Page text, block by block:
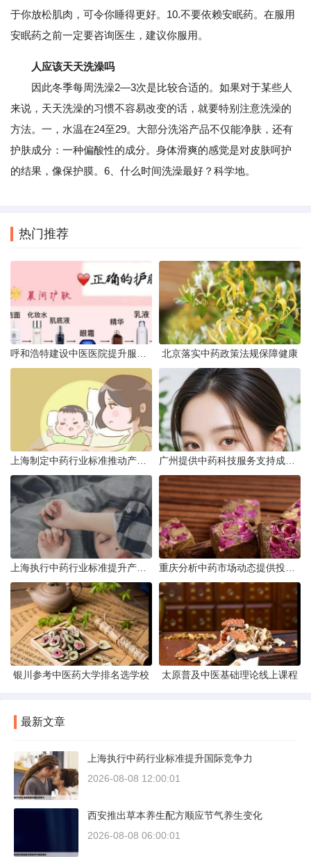
于你放松肌肉，可令你睡得更好。10.不要依赖安眠药。在服用
安眠药之前一定要咨询医生，建议你服用。
人应该天天洗澡吗
因此冬季每周洗澡2—3次是比较合适的。如果对于某些人
来说，天天洗澡的习惯不容易改变的话，就要特别注意洗澡的
方法。一，水温在24至29。大部分洗浴产品不仅能净肤，还有
护肤成分：一种偏酸性的成分。身体滑爽的感觉是对皮肤呵护
的结果，像保护膜。6、什么时间洗澡最好？科学地。
热门推荐
北京落实中药政策法规保障健康
银川参考中医药大学排名选学校 太原普及中医基础理论线上课程
最新文章
上海执行中药行业标准提升国际竞争力
2026-08-08 12:00:01
西安推出草本养生配方顺应节气养生变化
2026-08-08 06:00:01